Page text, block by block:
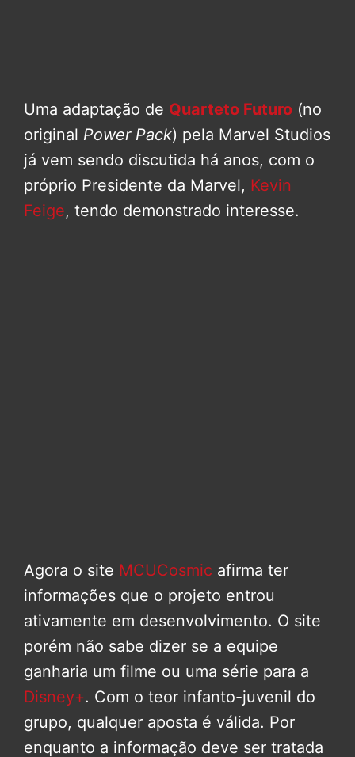
Uma adaptação de Quarteto Futuro (no
original Power Pack) pela Marvel Studios
já vem sendo discutida há anos, com o
próprio Presidente da Marvel, Kevin
Feige, tendo demonstrado interesse.
Agora o site MCUCosmic afirma ter
informações que o projeto entrou
ativamente em desenvolvimento. O site
porém não sabe dizer se a equipe
ganharia um filme ou uma série para a
Disney+. Com o teor infanto-juvenil do
grupo, qualquer aposta é válida. Por
enquanto a informação deve ser tratada